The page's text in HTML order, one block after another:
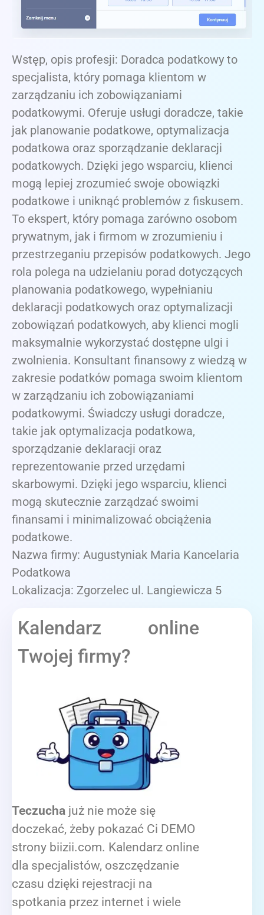
Wstęp, opis profesji: Doradca podatkowy to
specjalista, który pomaga klientom w
zarządzaniu ich zobowiązaniami
podatkowymi. Oferuje usługi doradcze, takie
jak planowanie podatkowe, optymalizacja
podatkowa oraz sporządzanie deklaracji
podatkowych. Dzięki jego wsparciu, klienci
mogą lepiej zrozumieć swoje obowiązki
podatkowe i uniknąć problemów z fiskusem.
To ekspert, który pomaga zarówno osobom
prywatnym, jak i firmom w zrozumieniu i
przestrzeganiu przepisów podatkowych. Jego
rola polega na udzielaniu porad dotyczących
planowania podatkowego, wypełnianiu
deklaracji podatkowych oraz optymalizacji
zobowiązań podatkowych, aby klienci mogli
maksymalnie wykorzystać dostępne ulgi i
zwolnienia. Konsultant finansowy z wiedzą w
zakresie podatków pomaga swoim klientom
w zarządzaniu ich zobowiązaniami
podatkowymi. Świadczy usługi doradcze,
takie jak optymalizacja podatkowa,
sporządzanie deklaracji oraz
reprezentowanie przed urzędami
skarbowymi. Dzięki jego wsparciu, klienci
mogą skutecznie zarządzać swoimi
finansami i minimalizować obciążenia
podatkowe.
Nazwa firmy: Augustyniak Maria Kancelaria
Podatkowa
Lokalizacja: Zgorzelec ul. Langiewicza 5
Kalendarz online
Twojej firmy?
Teczucha już nie może się
doczekać, żeby pokazać Ci DEMO
strony biizii.com. Kalendarz online
dla specjalistów, oszczędzanie
czasu dzięki rejestracji na
spotkania przez internet i wiele